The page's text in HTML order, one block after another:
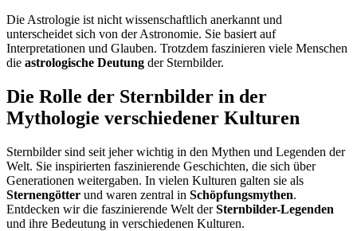
Die Astrologie ist nicht wissenschaftlich anerkannt und
unterscheidet sich von der Astronomie. Sie basiert auf
Interpretationen und Glauben. Trotzdem faszinieren viele Menschen
die astrologische Deutung der Sternbilder.
Die Rolle der Sternbilder in der
Mythologie verschiedener Kulturen
Sternbilder sind seit jeher wichtig in den Mythen und Legenden der
Welt. Sie inspirierten faszinierende Geschichten, die sich über
Generationen weitergaben. In vielen Kulturen galten sie als
Sternengötter und waren zentral in Schöpfungsmythen.
Entdecken wir die faszinierende Welt derSternbilder-Legenden
und ihre Bedeutung in verschiedenen Kulturen.